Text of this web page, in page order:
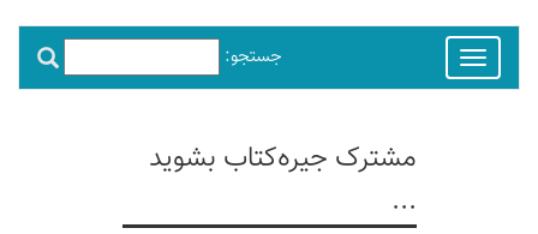
جستجو:
Toggle
navigation
مشترک جیره‌کتاب بشوید
...